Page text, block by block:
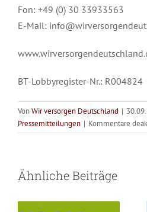
Fon: +49 (0) 30 33933563
E-Mail:
BT-Lobbyregister-Nr.: R004824
VonWir versorgen Deutschland |
Pressemitteilungen | Kommentare
Ähnliche Beiträge
Menschen –
nicht für Papier